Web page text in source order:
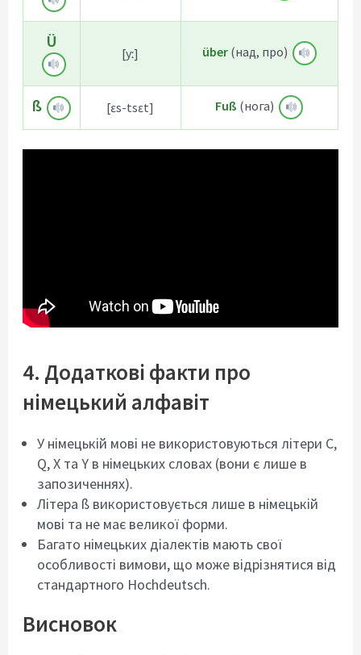
Ü
[yː] über(над, про)
ß [ɛs-tsɛt] Fuß (нога)
4. Додаткові факти про
німецький алфавіт
У німецькій мові не використовуються літери C,
Q, X та Y в німецьких словах (вони є лише в
запозиченнях).
Літера ß використовується лише в німецькій
мові та не має великої форми.
Багато німецьких діалектів мають свої
особливості вимови, що може відрізнятися від
стандартного Hochdeutsch.
Висновок